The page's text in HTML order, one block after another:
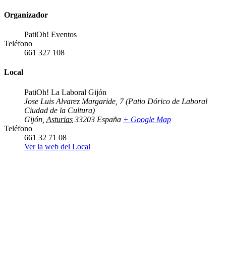
Organizador
PatiOh! Eventos
Teléfono
661 327 108
Local
PatiOh! La Laboral Gijón
Jose Luis Alvarez Margaride, 7 (Patio Dórico de Laboral
Ciudad de la Cultura)
Gijón Asturias 33203 España + Google Map
Teléfono
661 32 71 08
Ver la web del Local